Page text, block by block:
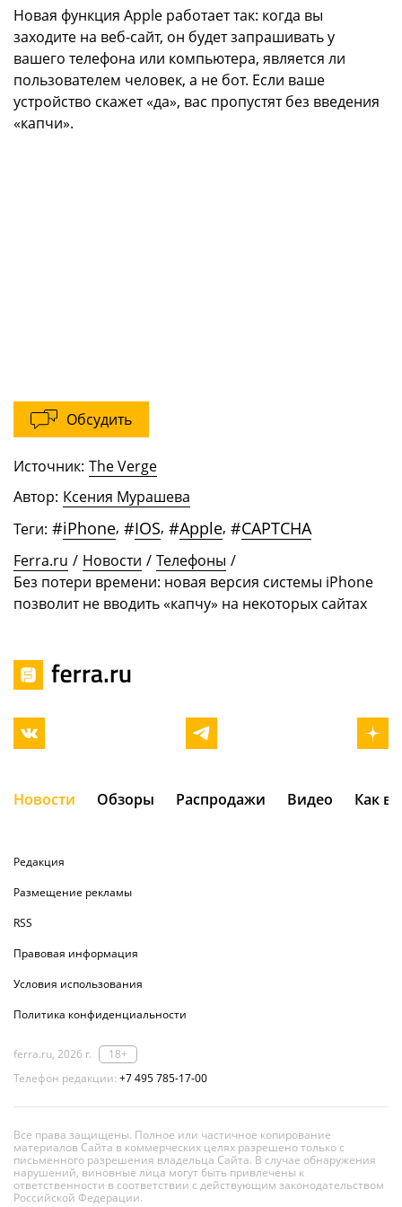
Новая функция Apple работает так: когда вы
заходите на веб-сайт, он будет запрашивать у
вашего телефона или компьютера, является ли
пользователем человек, а не бот. Если ваше
устройство скажет «да», вас пропустят без введения
«капчи».
Обсудить
Источник: The Verge
Автор: Ксения Мурашева
Теги: #iPhone, #IOS, #Apple, #CAPTCHA
Ferra.ru / Новости / Телефоны /
Без потери времени: новая версия системы iPhone
позволит не вводить «капчу» на некоторых сайтах
Новости Обзоры Распродажи Видео Как
Редакция
Размещение рекламы
RSS
Правовая информация
Условия использования
Политика конфиденциальности
ferra.ru, 2026 г.
18+
Телефон редакции: +7 495 785-17-00
Все права защищены. Полное или частичное копирование
материалов Сайта в коммерческих целях разрешено только с
письменного разрешения владельца Сайта. В случае обнаружения
нарушений, виновные лица могут быть привлечены к
ответственности в соответствии с действующим законодательством
Российской Федерации.